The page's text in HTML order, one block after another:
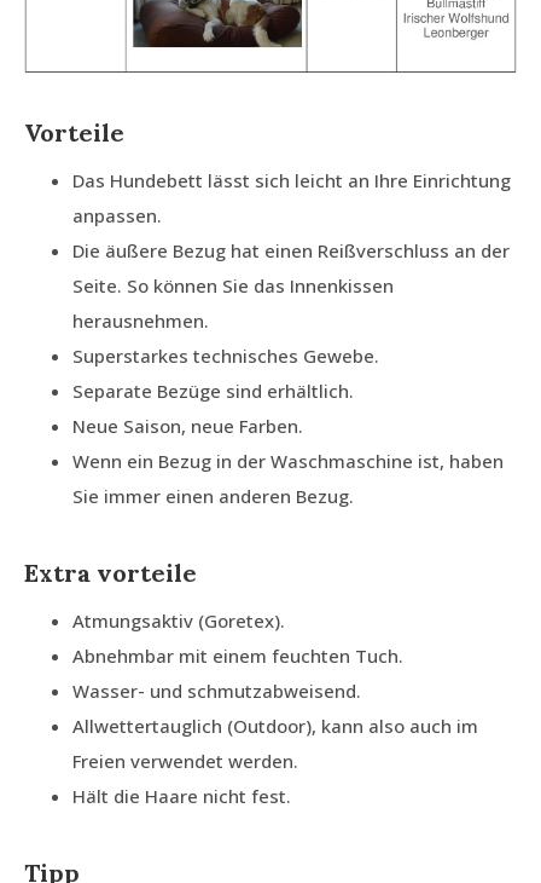
Vorteile
Das Hundebett lässt sich leicht an Ihre Einrichtung
anpassen.
Die äußere Bezug hat einen Reißverschluss an der
Seite. So können Sie das Innenkissen
herausnehmen.
Superstarkes technisches Gewebe.
Separate Bezüge sind erhältlich.
Neue Saison, neue Farben.
Wenn ein Bezug in der Waschmaschine ist, haben
Sie immer einen anderen Bezug.
Extra vorteile
Atmungsaktiv (Goretex).
Abnehmbar mit einem feuchten Tuch.
Wasser- und schmutzabweisend.
Allwettertauglich (Outdoor), kann also auch im
Freien verwendet werden.
Hält die Haare nicht fest.
Tipp